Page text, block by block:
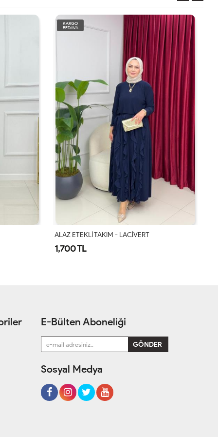
KARGO
BEDAVA
ALAZ ETEKLİ TAKIM - VİZON
1,700 TL
E-Bülten Aboneliği
Sosyal Medya